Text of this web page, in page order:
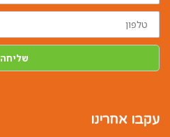
טלפון
שליחה
עקבו אחרינו